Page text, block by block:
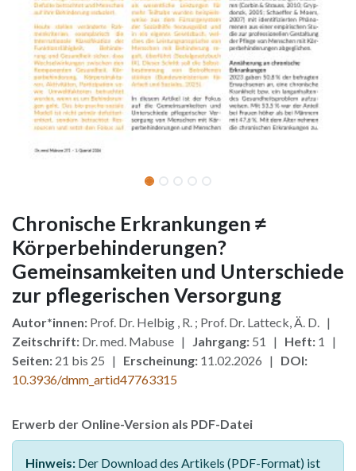
Chronische Erkrankungen ≠
Körperbehinderungen?
Gemeinsamkeiten und Unterschiede
zur pflegerischen Versorgung
Autor*innen: Prof. Dr. Helbig , R. ; Prof. Dr. Latteck, Ä. D. |
Zeitschrift: Dr. med. Mabuse | Jahrgang: 51 | Heft: 1 |
Seiten: 21 bis 25 | Erscheinung: 11.02.2026 | DOI:
10.3936/dmm_artid47763315
Erwerb der Online-Version als PDF-Datei
Hinweis: Der Download des Artikels (PDF-Format) ist